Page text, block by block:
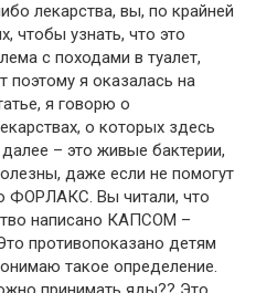
лекарства, вы, по крайней
чтобы узнать, что это
с походами в туалет,
поэтому я оказалась на
я говорю о
о которых здесь
– это живые бактерии,
даже если не помогут
ФОРЛАКС. Вы читали, что
написано КАПСОМ –
противопоказано детям
такое определение.